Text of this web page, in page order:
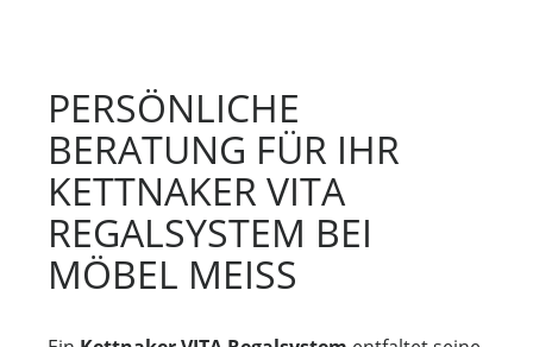
PERSÖNLICHE
BERATUNG FÜR IHR
KETTNAKER VITA
REGALSYSTEM BEI
MÖBEL MEISS